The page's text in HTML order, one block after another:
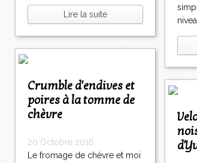
Lire la suite
Crumble d'endives et
poires à la tomme de
chèvre
20 Octobre 2016
Le fromage de chèvre et moi
Velouté à la crème